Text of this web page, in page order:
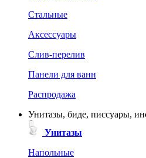
Стальные
Аксессуары
Слив-перелив
Панели для ванн
Распродажа
Унитазы, биде, писсуары,
Унитазы
Напольные